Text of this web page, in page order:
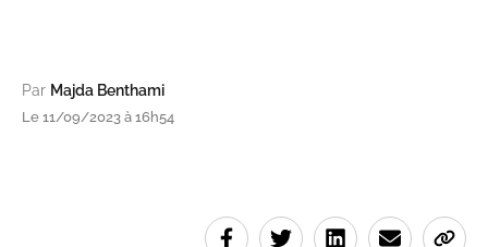
Par Majda Benthami
Le 11/09/2023 à 16h54